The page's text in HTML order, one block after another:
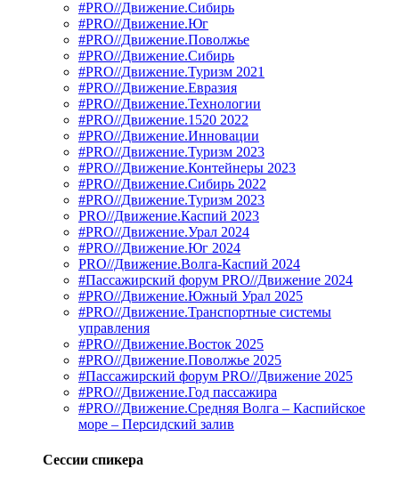
#PRO//Движение.Сибирь
#PRO//Движение.Юг
#PRO//Движение.Поволжье
#PRO//Движение.Сибирь
#PRO//Движение.Туризм 2021
#PRO//Движение.Евразия
#PRO//Движение.Технологии
#PRO//Движение.1520 2022
#PRO//Движение.Инновации
#PRO//Движение.Туризм 2023
#PRO//Движение.Контейнеры 2023
#PRO//Движение.Сибирь 2022
#PRO//Движение.Туризм 2023
PRO//Движение.Каспий 2023
#PRO//Движение.Урал 2024
#PRO//Движение.Юг 2024
PRO//Движение.Волга-Каспий 2024
#Пассажирский форум PRO//Движение 2024
#PRO//Движение.Южный Урал 2025
#PRO//Движение.Транспортные системы
управления
#PRO//Движение.Восток 2025
#PRO//Движение.Поволжье 2025
#Пассажирский форум PRO//Движение 2025
#PRO//Движение.Год пассажира
#PRO//Движение.Средняя Волга – Каспийское
море – Персидский залив
Сессии спикера